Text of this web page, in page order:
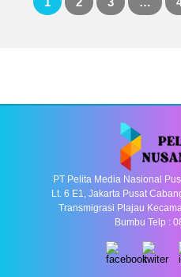
PT Pelita Media Nasional
Lt. 6 E1, Jakarta Pusat
Transmigrasi Plajau
Bumbu Telp :